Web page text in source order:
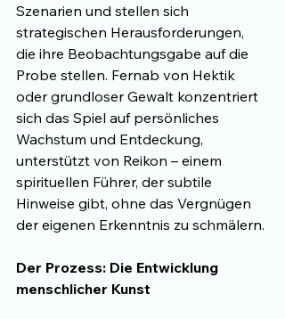
Szenarien und stellen sich
strategischen Herausforderungen,
die ihre Beobachtungsgabe auf die
Probe stellen. Fernab von Hektik
oder grundloser Gewalt konzentriert
sich das Spiel auf persönliches
Wachstum und Entdeckung,
unterstützt von Reikon – einem
spirituellen Führer, der subtile
Hinweise gibt, ohne das Vergnügen
der eigenen Erkenntnis zu schmälern.
Der Prozess: Die Entwicklung
menschlicher Kunst